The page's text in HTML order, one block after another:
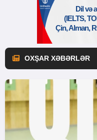
OXŞAR XƏBƏRLƏR